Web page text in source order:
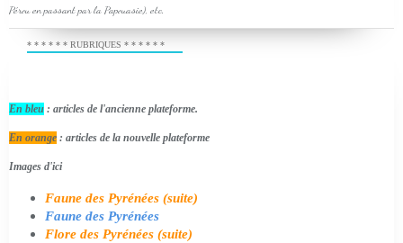
Pérou en passant par la Papouasie), etc.
* * * * * * RUBRIQUES * * * * * *
En bleu : articles de l'ancienne plateforme.
En orange : articles de la nouvelle plateforme
Images d'ici
Faune des Pyrénées (suite)
Faune des Pyrénées
Flore des Pyrénées (suite)